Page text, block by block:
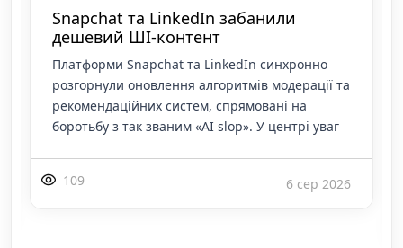
LinkedIn викотив кнопку «Report AI
slop» і ріже функціонал автогенерації
дописів
Команда LinkedIn розпочала публічне
тестування механіки, яка дозволяє
користувачам позначати контент і коментарі